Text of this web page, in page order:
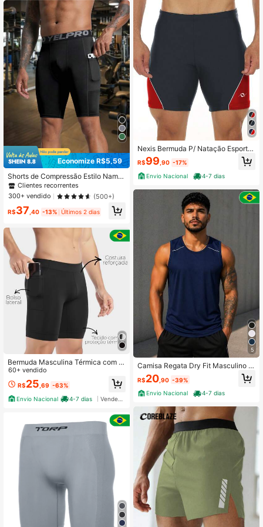
Economize R$5,59
Shorts de Compressão Estilo Namor
ado com Bolsos, Shorts Justos Elást
icos e Absorventes de Umidade par
a Academia, Esportes, Corrida e Tre
ino, Preto Verão
Clientes recorrentes
300+ vendido
(500+)
R$37 ,40 -13% Últimos 2 dias
Bermuda Masculina Térmica com B
olso Unissex Segunda Pele Ante As
sadura Ciclista Com Proteção Uv50
+
60+ vendido
R$25 ,69 -63%
Envio Nacional
4-7 dias
Nexis Bermuda P/ Natação Esportiv
a Solar Max Proteção Uv Fpu 50+
R$99 ,90 -17%
Envio Nacional
4-7 dias
5
Camisa Regata Dry Fit Masculino E
sportivo Treino Casual
R$20 ,90 -39%
Envio Nacional
4-7 dias